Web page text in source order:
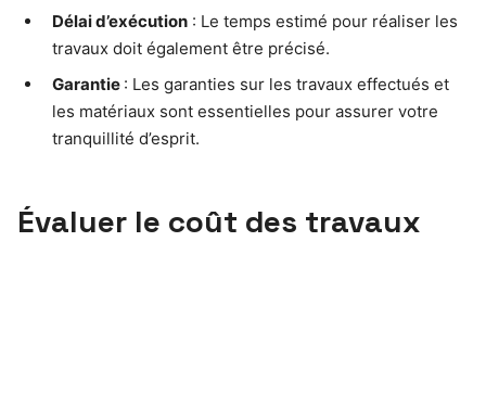
Délai d’exécution : Le temps estimé pour réaliser les
travaux doit également être précisé.
Garantie : Les garanties sur les travaux effectués et
les matériaux sont essentielles pour assurer votre
tranquillité d’esprit.
Évaluer le coût des travaux